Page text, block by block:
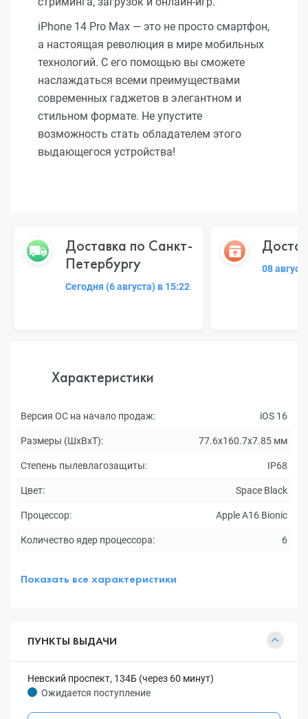
iPhone 14 Pro Max — это не просто смартфон,
а настоящая революция в мире мобильных
технологий. С его помощью вы сможете
наслаждаться всеми преимуществами
современных гаджетов в элегантном и
стильном формате. Не упустите
возможность стать обладателем этого
выдающегося устройства!
Доставка по Санкт-
Петербургу
Сегодня (6 августа) в 15:22
08
Характеристики
Версия ОС на начало продаж: iOS 16
Размеры (ШxВxТ): 77.6x160.7x7.85 мм
Степень пылевлагозащиты: IP68
Цвет: Space Black
Процессор: Apple A16 Bionic
Количество ядер процессора: 6
Показать все характеристики
ПУНКТЫ ВЫДАЧИ
Невский проспект, 134Б (через 60 минут)
Ожидается поступление